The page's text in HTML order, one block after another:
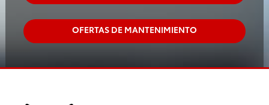
OFERTAS DE MANTENIMIENTO